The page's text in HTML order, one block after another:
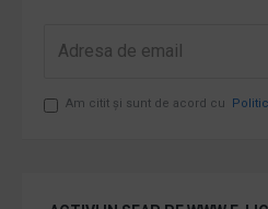
Am citit şi sunt de acord cu